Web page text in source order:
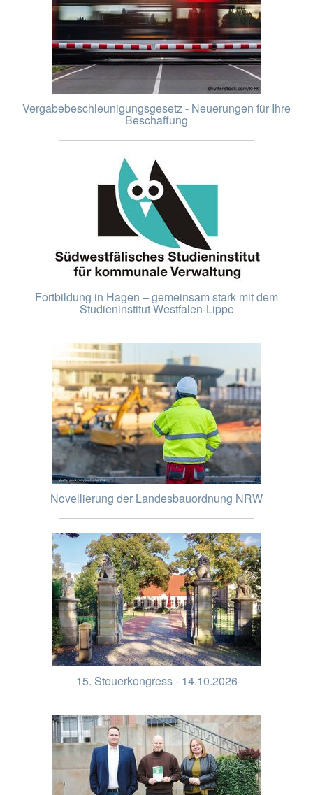
Vergabebeschleunigungsgesetz - Neuerungen für Ihre
Beschaffung
Fortbildung in Hagen – gemeinsam stark mit dem
Studieninstitut Westfalen-Lippe
Novellierung der Landesbauordnung NRW
15. Steuerkongress - 14.10.2026